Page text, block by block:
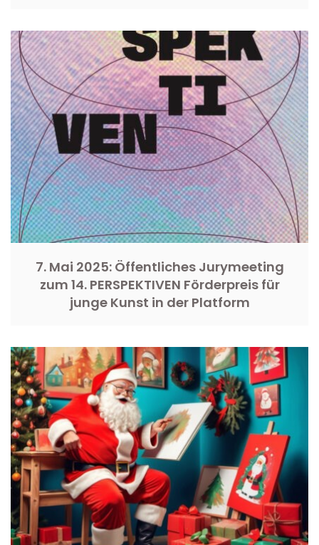
7. Mai 2025: Öffentliches Jurymeeting
zum 14. PERSPEKTIVEN Förderpreis für
junge Kunst in der Platform